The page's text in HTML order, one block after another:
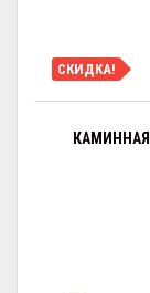
СКИДКА!
КАМИННАЯ